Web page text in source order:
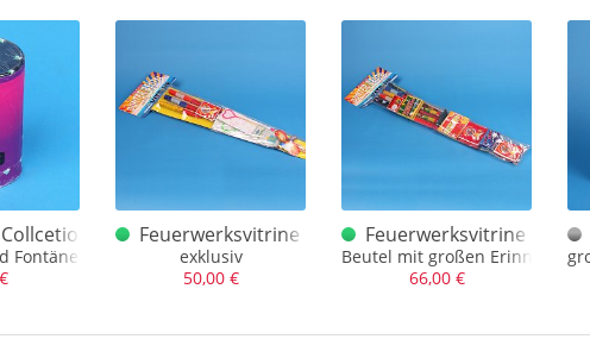
Traumfüllung *26
Purple Fontain
Fontäne
Feuerwerksvitrine Bunter Beutel Depyfag pure
exklusiv
50,00 €
Feuerwerksvitrine
Beutel mit großen
66,00 €